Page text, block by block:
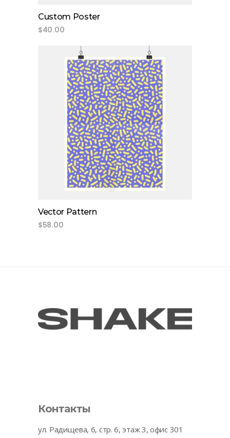
Custom Poster
$40.00
add to cart
Vector Pattern
$58.00
Контакты
ул. Радищева, 6, стр. 6, этаж 3, офис 301